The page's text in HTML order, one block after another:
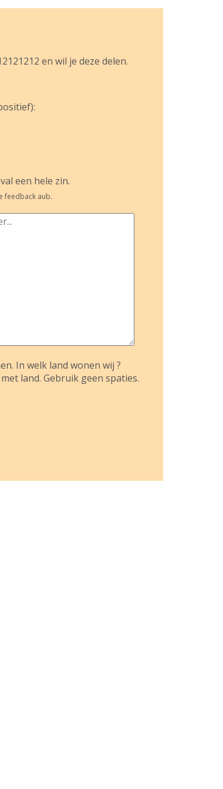
en wil je deze delen.
een hele zin.
feedback aub.
In welk land wonen wij ?
land. Gebruik geen spaties.